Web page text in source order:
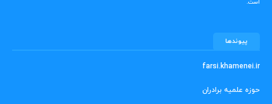
است.
پیوندها
farsi.khamenei.ir
حوزه علمیه برادران